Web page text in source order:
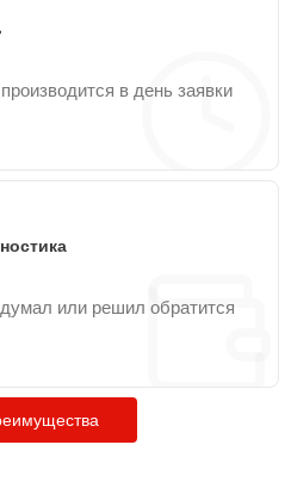
в день заявки
или решил обратится